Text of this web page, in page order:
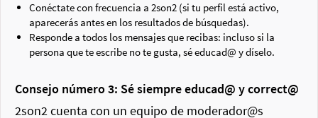
Conéctate con frecuencia a 2son2 (si tu perfil está activo,
aparecerás antes en los resultados de búsquedas).
Responde a todos los mensajes que recibas: incluso si la
persona que te escribe no te gusta, sé educad@ y díselo.
Consejo número 3: Sé siempre educad@ y correct@
2son2 cuenta con un equipo de moderador@s